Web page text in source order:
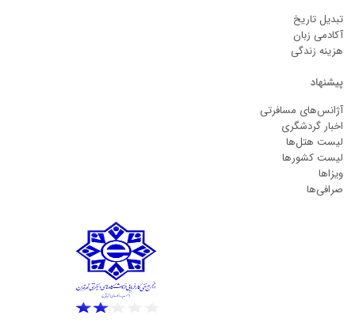
تبدیل تاریخ
آکادمی زبان
هزینه زندگی
پیشنهاد
آژانس‌های مسافرتی
اخبار گردشگری
لیست هتل‌ها
لیست کشورها
ویزاها
صرافی‌ها